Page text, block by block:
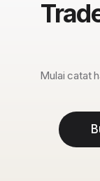
Mulai catat